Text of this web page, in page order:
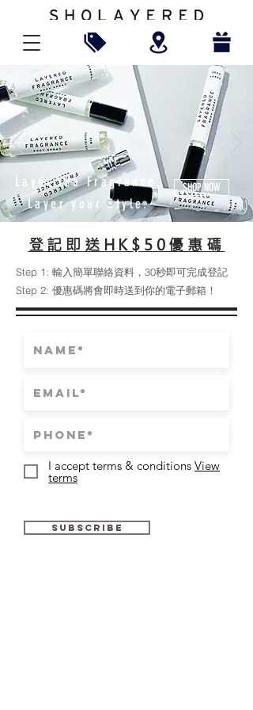
Layer the Fragrance.
Layer your Style.
SHOP NOW
​登記即送HK$50優惠碼
Step 1: 輸入簡單聯絡資料，30秒即可完成登記
Step 2: 優惠碼將會即時送到你的電子郵箱！
I accept terms & conditions View
terms
Subscribe